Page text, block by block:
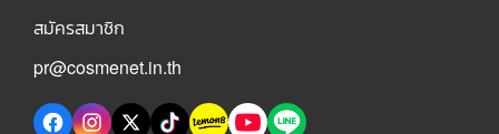
สมัครสมาชิก
pr@cosmenet.in.th